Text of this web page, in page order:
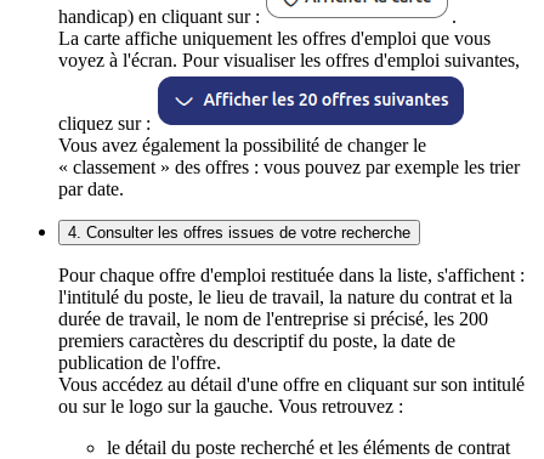
handicap) en cliquant sur :
.
La carte affiche uniquement les offres d'emploi que vous
voyez à l'écran. Pour visualiser les offres d'emploi suivantes,
cliquez sur :
Vous avez également la possibilité de changer le
« classement » des offres : vous pouvez par exemple les trier
par date.
4. Consulter les offres issues de votre recherche
Pour chaque offre d'emploi restituée dans la liste, s'affichent :
l'intitulé du poste, le lieu de travail, la nature du contrat et la
durée de travail, le nom de l'entreprise si précisé, les 200
premiers caractères du descriptif du poste, la date de
publication de l'offre.
Vous accédez au détail d'une offre en cliquant sur son intitulé
ou sur le logo sur la gauche. Vous retrouvez :
le détail du poste recherché et les éléments de contrat